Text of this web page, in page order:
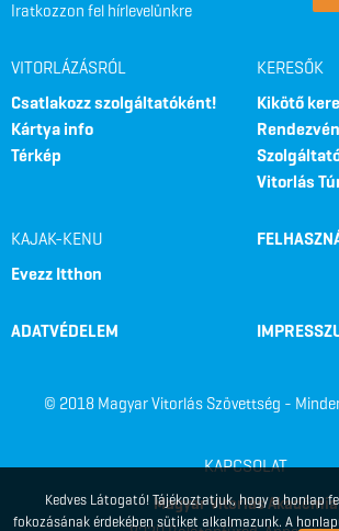
Iratkozzon fel hírlevelünkre
VITORLÁZÁSRÓL
Csatlakozz szolgáltatóként!
Kártya info
Térkép
KERESŐK
Kikötő
Vitorlás
KAJAK-KENU
Evezz Itthon
ADATVÉDELEM
© 2018 Magyar Vitorlás Szövettség -
KAPCSOLAT
Magyar Vitorlás Akadémia
Kedves Látogató! Tájékoztatjuk, hogy a honlap
fokozásának érdekében sütiket alkalmazunk. A